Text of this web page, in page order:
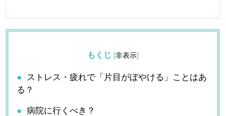
もくじ [非表示]
ストレス・疲れで「片目がぼやける」ことはあ
る？
病院に行くべき？